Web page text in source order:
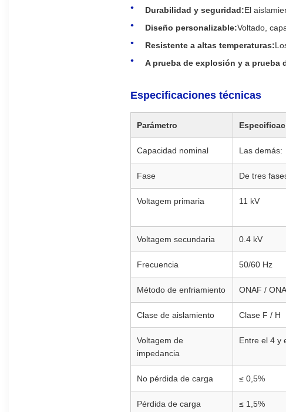
Durabilidad y seguridad:El
Diseño personalizable:Voltado,
Resistente a altas temperaturas:
A prueba de explosión y a prueba
Especificaciones técnicas
Parámetro
Capacidad nominal Las demás:
Fase De tres
Voltagem primaria 11 kV
Voltagem secundaria 0.4 kV
Frecuencia 50/60 Hz
Método de enfriamiento ONAF /
Clase de aislamiento Clase F / H
Voltagem de
impedancia
Entre el 4 y
No pérdida de carga ≤ 0,5%
Pérdida de carga ≤ 1,5%